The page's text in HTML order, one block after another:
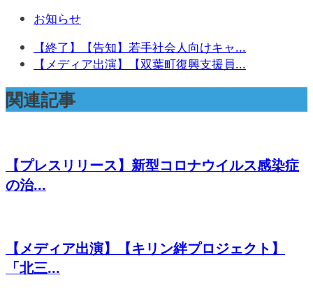
お知らせ
【終了】【告知】若手社会人向けキャ...
【メディア出演】【双葉町復興支援員...
関連記事
【プレスリリース】新型コロナウイルス感染症
の治...
【メディア出演】【キリン絆プロジェクト】
「北三...